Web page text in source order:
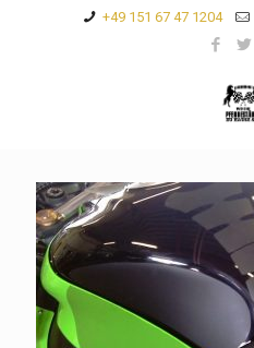
+49 151 67 47 1204